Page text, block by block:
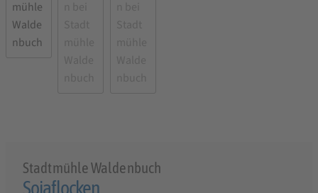
Stadtmühle Waldenbuch
Sojaflocken